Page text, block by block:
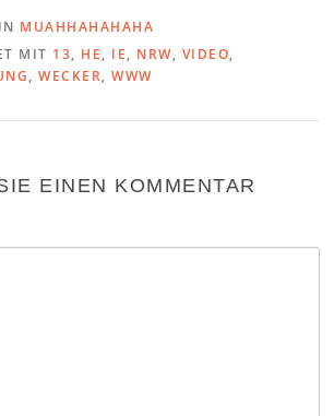
MUAHHAHAHAHA
MIT 13, HE, IE, NRW, VIDEO,
,WECKER,WWW
EINEN KOMMENTAR